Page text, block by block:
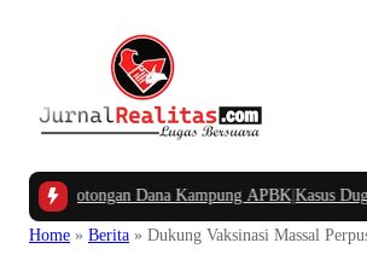
Potongan Dana Kampung APBK|Kasus Dugaan
Home » Berita » Dukung Vaksinasi Massal